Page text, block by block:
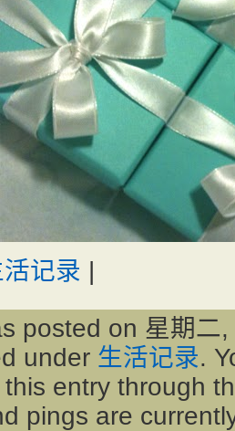
记录 |
posted on 星期
under 生活记录.
this entry through
pings are